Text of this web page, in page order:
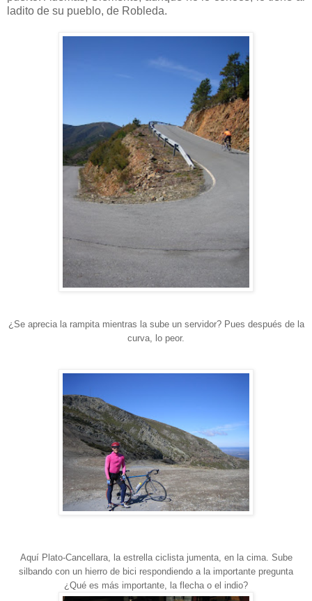
ladito de su pueblo, de Robleda.
¿Se aprecia la rampita mientras la sube un servidor? Pues después de la
curva, lo peor.
Aquí Plato-Cancellara, la estrella ciclista jumenta, en la cima. Sube
silbando con un hierro de bici respondiendo a la importante pregunta
¿Qué es más importante, la flecha o el indio?